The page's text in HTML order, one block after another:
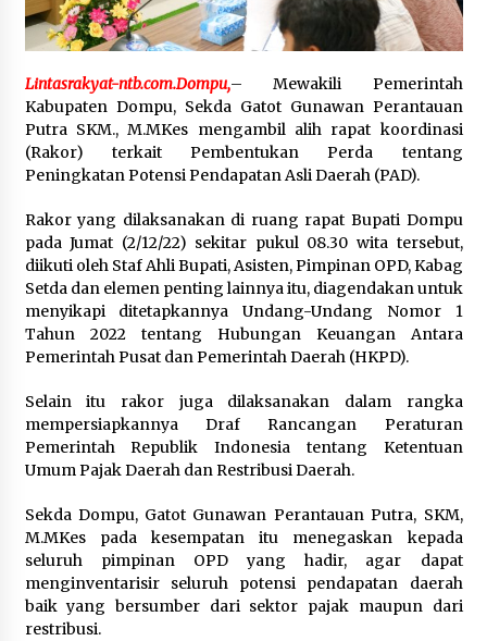
Pelarian terduga Otak Curanmor di Kecamatan
kempo, Berakhir di tangan Tim Opsnal Polsek
3 minggu ago
Tim Opsnal Polsek Kempo Amankan salah satu
Terduga Curanmor yang sempat jadi DPO
selama Sepekan
Tim Opsnal Polsek Kempo Amankan salah satu
Terduga Curanmor yang sempat jadi DPO
selama Sepekan
3 minggu ago
Sekjen GTKN Desak Revisi PermenPANRB
Nomor 9 Tahun 2026, Soroti Ketidakpastian
Keterbatasan Fiskal Daerah
3 minggu ago
Polsek Pekat Kawal Aksi Petani Tebu Secara
Humanis, Dialog dengan PT SMS Hasilkan
Kesepakatan Awal Demi Menjaga Harkamtibmas
1 bulan ago
SATRESNARKOBA POLRES DOMPU AMANKAN
TERDUGA PELAKU NARKOTIKA DI KECAMATAN
KEMPO, BELASAN PAKET DIDUGA SABU DISITA
1 bulan ago
Lintasrakyat-ntb.com.Dompu,– Mewakili Pemerintah
Kabupaten Dompu, Sekda Gatot Gunawan Perantauan
Putra SKM., M.MKes mengambil alih rapat koordinasi
(Rakor) terkait Pembentukan Perda tentang
Peningkatan Potensi Pendapatan Asli Daerah (PAD).
Rakor yang dilaksanakan di ruang rapat Bupati Dompu
pada Jumat (2/12/22) sekitar pukul 08.30 wita tersebut,
diikuti oleh Staf Ahli Bupati, Asisten, Pimpinan OPD, Kabag
Setda dan elemen penting lainnya itu, diagendakan untuk
menyikapi ditetapkannya Undang-Undang Nomor 1
Tahun 2022 tentang Hubungan Keuangan Antara
Pemerintah Pusat dan Pemerintah Daerah (HKPD).
Selain itu rakor juga dilaksanakan dalam rangka
mempersiapkannya Draf Rancangan Peraturan
Pemerintah Republik Indonesia tentang Ketentuan
Umum Pajak Daerah dan Restribusi Daerah.
Sekda Dompu, Gatot Gunawan Perantauan Putra, SKM,
M.MKes pada kesempatan itu menegaskan kepada
seluruh pimpinan OPD yang hadir, agar dapat
menginventarisir seluruh potensi pendapatan daerah
baik yang bersumber dari sektor pajak maupun dari
restribusi.